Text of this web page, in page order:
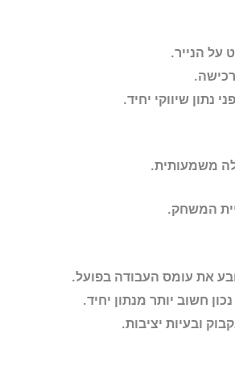
על הנייר.
נתון שיווקי יחיד.
את עומס העבודה בפועל.
ובעיות יציבות.